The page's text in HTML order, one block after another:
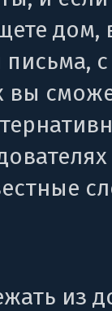
дом,
письма, с
вы
из